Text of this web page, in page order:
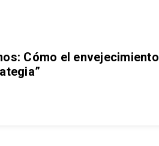
Cómo el envejecimiento